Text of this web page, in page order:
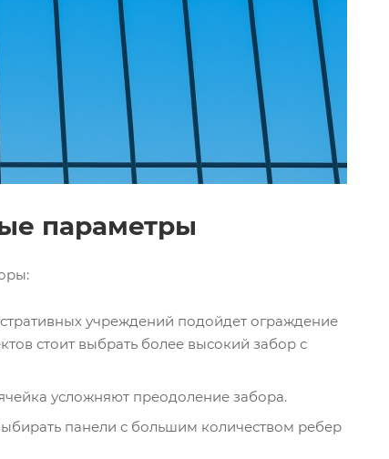
параметры
учреждений подойдет ограждение
стоит выбрать более высокий забор с
усложняют преодоление забора.
панели с большим количеством ребер